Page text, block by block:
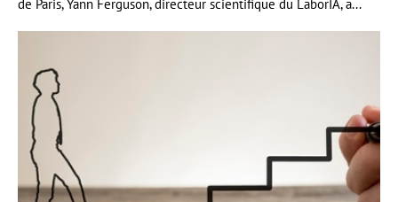
de Paris, Yann Ferguson, directeur scientifique du LaborIA, a...